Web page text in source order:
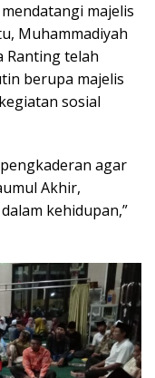
majelis
Muhammadiyah
Ranting telah
berupa majelis
sosial
agar
Akhir,
kehidupan,”